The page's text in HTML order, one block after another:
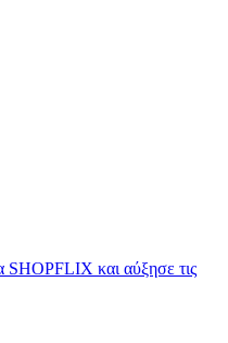
SHOPFLIX και αύξησε τις